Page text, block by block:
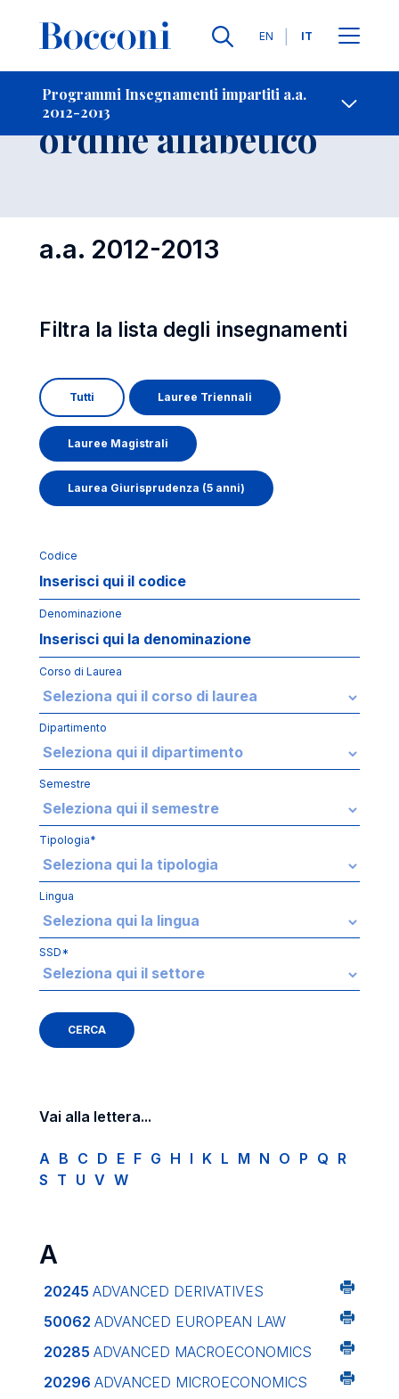
Lingue
EN IT
Programmi Insegnamenti impartiti a.a.
2012-2013
-
Insegnamenti in
ordine alfabetico
a.a. 2012-2013
Filtra la lista degli insegnamenti
Tutti Lauree Triennali
Lauree Magistrali
Laurea Giurisprudenza (5 anni)
Codice
Denominazione
Corso di Laurea
Dipartimento
Semestre
Tipologia*
Lingua
SSD*
Vai alla lettera...
A B C D E F G H I K L M N O P Q R
S T U V W
A
20245 ADVANCED DERIVATIVES
50062 ADVANCED EUROPEAN LAW
20285 ADVANCED MACROECONOMICS
20296 ADVANCED MICROECONOMICS